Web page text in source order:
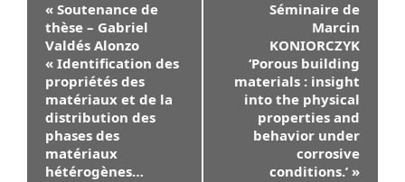
Évènement
« Soutenance de
thèse – Gabriel
Valdés Alonzo
« Identification des
propriétés des
matériaux et de la
distribution des
phases des
matériaux
hétérogènes…
Séminaire de
Marcin
KONIORCZYK
‘Porous building
materials : insight
into the physical
properties and
behavior under
corrosive
conditions.’ »